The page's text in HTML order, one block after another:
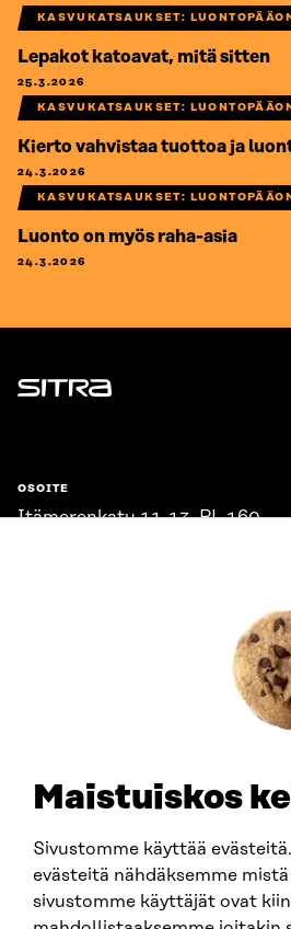
Maistuiskos
Sivustomme käyttää
evästeitä nähdäksemme
sivustomme käyttäjät ovat
KASVUKATSAUKSET:
Lepakot katoavat, mitä sitten
25.3.2026
KASVUKATSAUKSET:
Kierto vahvistaa tuottoa ja
24.3.2026
KASVUKATSAUKSET:
Luonto on myös raha-asia
24.3.2026
Sitra
OSOITE
Itämerenkatu 11-13, PL 160,
SITRA SOSIAALISESSA MEDIASSA
LinkedIn